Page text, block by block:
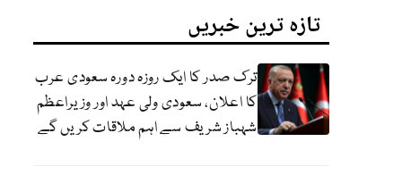
تازہ ترین خبریں
ترک صدر کا ایک روزہ دورہ سعودی عرب
کا اعلان، سعودی ولی عہد اور وزیراعظم
شہباز شریف سے اہم ملاقات کریں گے